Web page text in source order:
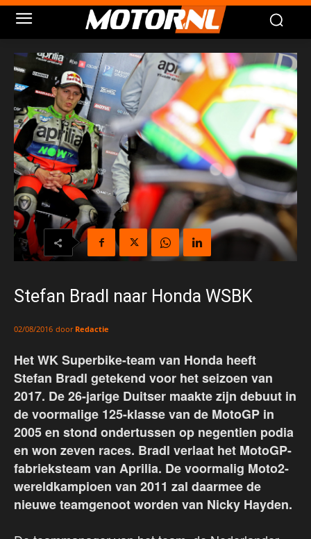
Stefan Bradl naar Honda WSBK
02/08/2016 door Redactie
Het WK Superbike-team van Honda heeft
Stefan Bradl getekend voor het seizoen van
2017. De 26-jarige Duitser maakte zijn debuut in
de voormalige 125-klasse van de MotoGP in
2005 en stond ondertussen op negentien podia
en won zeven races. Bradl verlaat het MotoGP-
fabrieksteam van Aprilia. De voormalig Moto2-
wereldkampioen van 2011 zal daarmee de
nieuwe teamgenoot worden van Nicky Hayden.